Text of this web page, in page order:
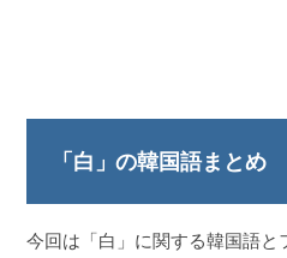
「白」の韓国語まとめ
今回は「白」に関する韓国語と